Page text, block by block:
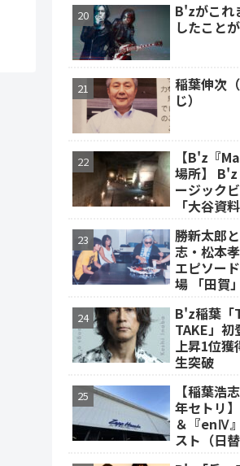
B'zがこれ
したこと
稲葉伸次
じ）
【B'z『
場所】
ージック
「大谷資
勝新太郎
志・松本
エピソー
場 「田賀」
B'z稲葉「
TAKE」初
上昇1位獲
生突破
【稲葉浩
年セトリ
＆『enⅣ
スト（日替